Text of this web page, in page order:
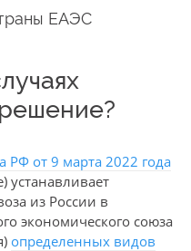
ЕАЭС
РФ от 9 марта 2022 года
устанавливает
из России в
экономического союза
определенных видов